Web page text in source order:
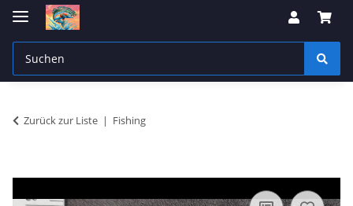
Zurück zur Liste Fishing